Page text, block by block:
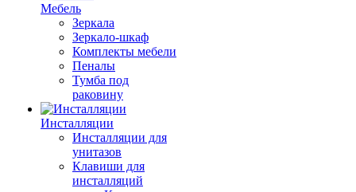
Мебель
Зеркала
Зеркало-шкаф
Комплекты мебели
Пеналы
Тумба под
раковину
Инсталляции
Инсталляции для
унитазов
Клавиши для
инсталляций